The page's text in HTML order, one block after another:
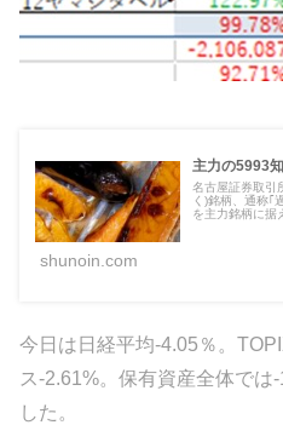
主力の5993
名古屋証券取引
く)銘柄、通称｢
を主力銘柄に据
shunoin.com
今日は日経平均-4.05％。
ス-2.61%。保有資産全体では
した。